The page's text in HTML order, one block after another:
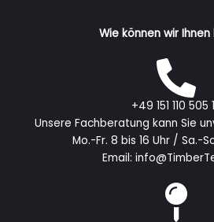
Wie können wir
+49 151 110 505
Unsere Fachberatung kann Sie
Mo.-Fr. 8 bis 16 Uhr / Sa.-
Email: